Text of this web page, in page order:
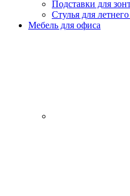
Подставки для
Стулья для
Мебель для офиса